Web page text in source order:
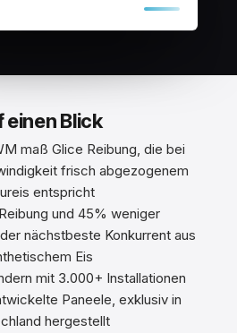
einen Blick
maß Glice Reibung, die bei
frisch abgezogenem
entspricht
und 45% weniger
nächstbeste Konkurrent aus
Eis
mit 3.000+ Installationen
Paneele, exklusiv in
hergestellt